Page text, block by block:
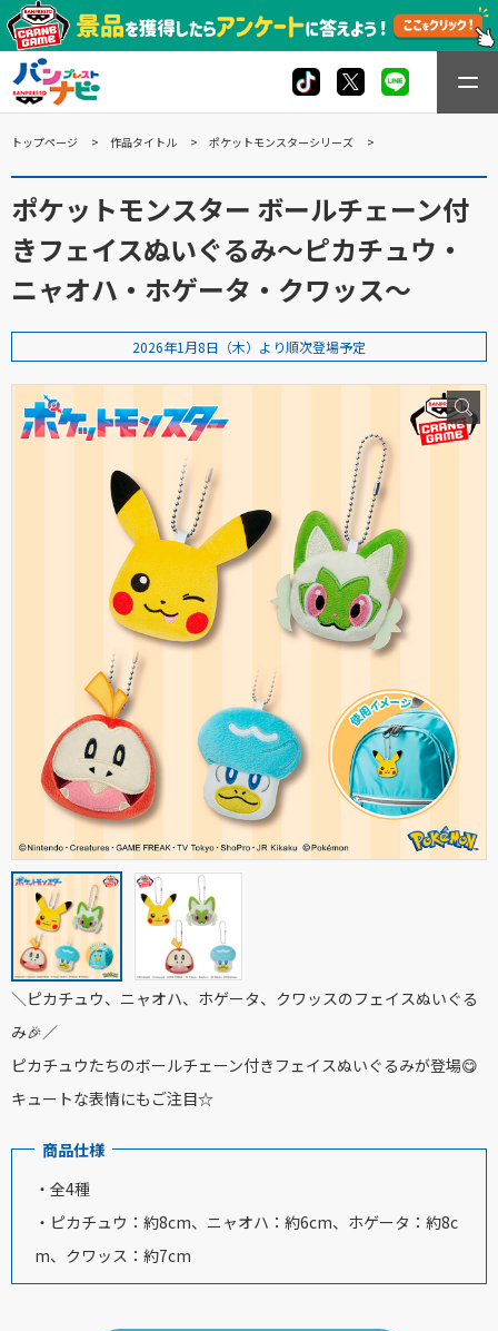
トップページ 作品タイトル ポケットモンスターシリーズ
ポケットモンスター ボールチェーン付
きフェイスぬいぐるみ～ピカチュウ・
ニャオハ・ホゲータ・クワッス～
2026年1月8日（木）より順次登場予定
＼ピカチュウ、ニャオハ、ホゲータ、クワッスのフェイスぬいぐる
み🎉／
ピカチュウたちのボールチェーン付きフェイスぬいぐるみが登場😋
キュートな表情にもご注目☆
商品仕様
・全4種
・ピカチュウ：約8cm、ニャオハ：約6cm、ホゲータ：約8c
m、クワッス：約7cm